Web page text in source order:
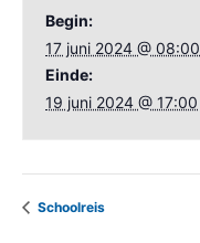
Begin:
17 juni 2024 @ 08:00
Einde:
19 juni 2024 @ 17:00
Schoolreis